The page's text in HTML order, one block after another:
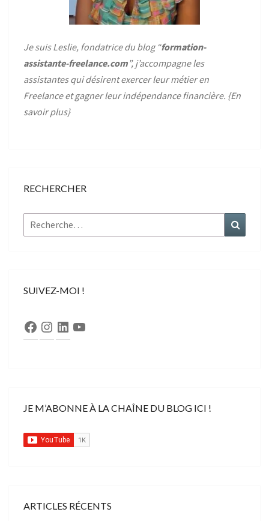
Je suis Leslie, fondatrice du blog “formation-
assistante-freelance.com”, j’accompagne les
assistantes qui désirent exercer leur métier en
Freelance et gagner leur indépendance financière. {En
savoir plus}
RECHERCHER
Rechercher :
SUIVEZ-MOI !
Facebook
Instagram
LinkedInYouTube
JE M’ABONNE À LA CHAÎNE DU BLOG ICI !
ARTICLES RÉCENTS